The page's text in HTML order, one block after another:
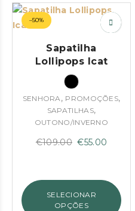
–50%
Sapatilha
Lollipops Icat
SENHORA, PROMOÇÕES,
SAPATILHAS,
OUTONO/INVERNO
€109.00 O
€109.00.
€55.00
é:
€55.00.
SELECIONAR
OPÇÕES